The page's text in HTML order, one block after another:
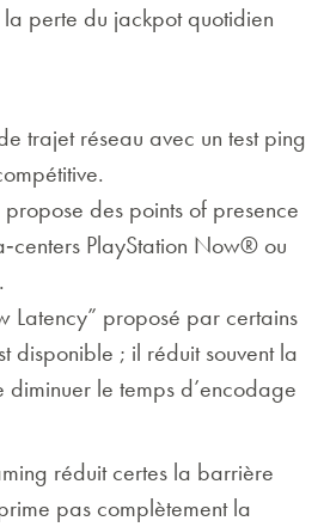
perte du jackpot quotidien
trajet réseau avec un test ping
des points of presence
PlayStation Now® ou
Latency” proposé par certains
disponible ; il réduit souvent la
le temps d’encodage
réduit certes la barrière
pas complètement la